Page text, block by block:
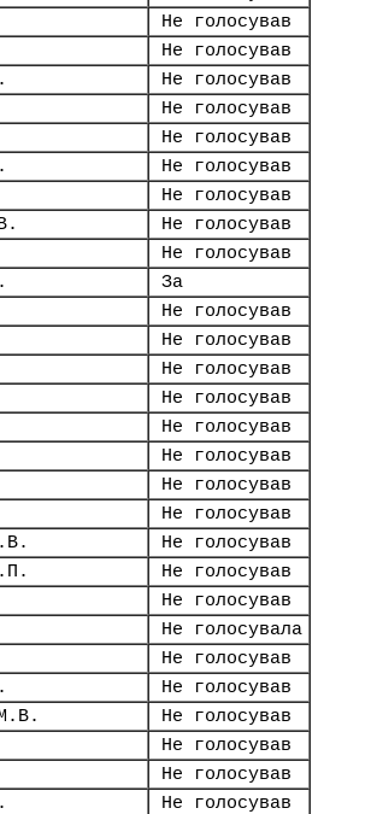
Не голосував
Не голосував
Не голосував
Не голосував
Не голосував
Не голосував
Не голосував
Не голосував
Не голосував
За
Не голосував
Не голосував
Не голосував
Не голосував
Не голосував
Не голосував
Не голосував
Не голосував
Не голосував
Не голосував
Не голосував
Не голосувала
Не голосував
Не голосував
Не голосував
Не голосував
Не голосував
Не голосував